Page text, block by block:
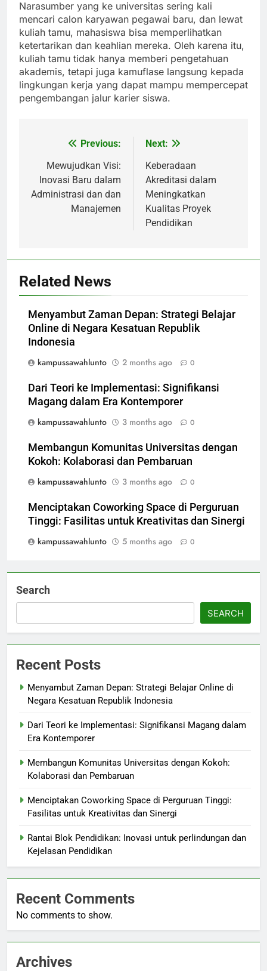
Narasumber yang ke universitas sering kali
mencari calon karyawan pegawai baru, dan lewat
kuliah tamu, mahasiswa bisa memperlihatkan
ketertarikan dan keahlian mereka. Oleh karena itu,
kuliah tamu tidak hanya memberi pengetahuan
akademis, tetapi juga kamuflase langsung kepada
lingkungan kerja yang dapat mampu mempercepat
pengembangan jalur karier siswa.
navigation
Previous:
Mewujudkan Visi:
Inovasi Baru dalam
Administrasi dan dan
Manajemen
Next:
Keberadaan
Akreditasi dalam
Meningkatkan
Kualitas Proyek
Pendidikan
Related News
Menyambut Zaman Depan: Strategi Belajar
Online di Negara Kesatuan Republik
Indonesia
kampussawahlunto
2 months ago 0
Dari Teori ke Implementasi: Signifikansi
Magang dalam Era Kontemporer
kampussawahlunto
3 months ago 0
Membangun Komunitas Universitas dengan
Kokoh: Kolaborasi dan Pembaruan
kampussawahlunto
3 months ago 0
Menciptakan Coworking Space di Perguruan
Tinggi: Fasilitas untuk Kreativitas dan Sinergi
kampussawahlunto
5 months ago 0
Search
SEARCH
Recent Posts
Menyambut Zaman Depan: Strategi Belajar Online di
Negara Kesatuan Republik Indonesia
Dari Teori ke Implementasi: Signifikansi Magang dalam
Era Kontemporer
Membangun Komunitas Universitas dengan Kokoh:
Kolaborasi dan Pembaruan
Menciptakan Coworking Space di Perguruan Tinggi:
Fasilitas untuk Kreativitas dan Sinergi
Rantai Blok Pendidikan: Inovasi untuk perlindungan dan
Kejelasan Pendidikan
Recent Comments
No comments to show.
Archives